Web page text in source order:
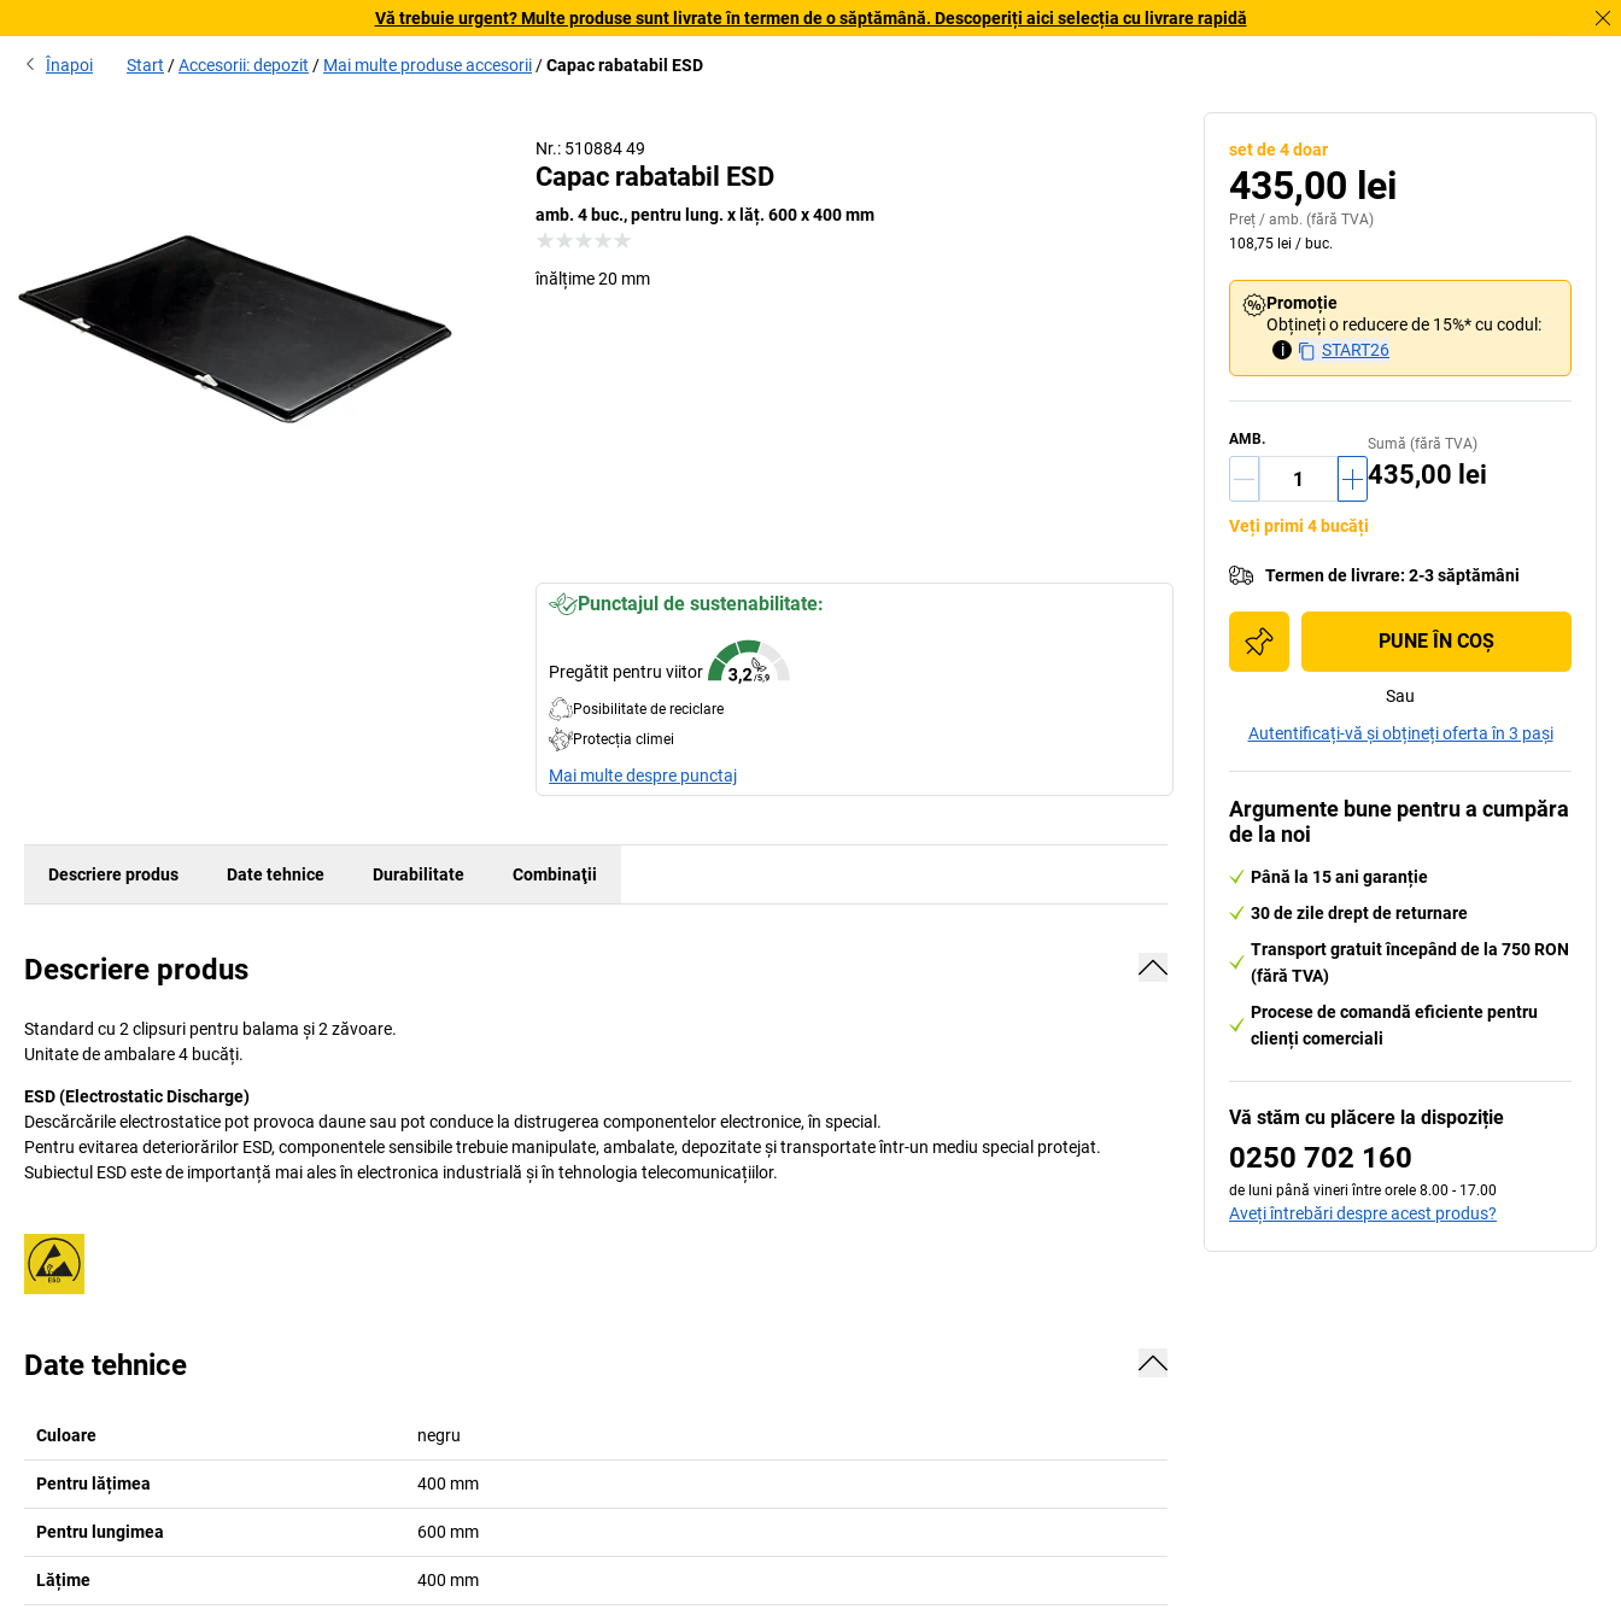
Vă trebuie urgent? Multe produse sunt livrate în termen de o săptămână. Descoperiți aici selecția cu livrare rapidă
Înapoi Start Accesorii: depozit Mai multe produse accesorii Capac rabatabil ESD
Nr.: 510884 49
Capac rabatabil ESD
amb. 4 buc., pentru lung. x lăț. 600 x 400 mm
înălțime 20 mm
Punctajul de sustenabilitate:
Pregătit pentru viitor
Posibilitate de reciclare
Protecția climei
Mai multe despre punctaj
Descriere produs Date tehnice Durabilitate Combinaţii
Descriere produs
Standard cu 2 clipsuri pentru balama și 2 zăvoare.
Unitate de ambalare 4 bucăți.
ESD (Electrostatic Discharge)
Descărcările electrostatice pot provoca daune sau pot conduce la distrugerea componentelor electronice, în special.
Pentru evitarea deteriorărilor ESD, componentele sensibile trebuie manipulate, ambalate, depozitate și transportate într-un mediu special protejat.
Subiectul ESD este de importanță mai ales în electronica industrială și în tehnologia telecomunicațiilor.
Date tehnice
Culoare negru
Pentru lățimea 400 mm
Pentru lungimea 600 mm
Lățime 400 mm
set de 4 doar
435,00 lei
Preț / amb. (fără TVA)
108,75 lei / buc.
Promoție
Obțineți o reducere de 15%* cu codul:
i
START26
AMB. Sumă (fără TVA)
435,00 lei
Veți primi 4 bucăți
Termen de livrare: 2-3 săptămâni
PUNE ÎN COŞ
Sau
Autentificați-vă și obțineți oferta în 3 pași
Argumente bune pentru a cumpăra
de la noi
Până la 15 ani garanție
30 de zile drept de returnare
Transport gratuit începând de la 750 RON
(fără TVA)
Procese de comandă eficiente pentru
clienți comerciali
Vă stăm cu plăcere la dispoziție
0250 702 160
de luni până vineri între orele 8.00 - 17.00
Aveți întrebări despre acest produs?